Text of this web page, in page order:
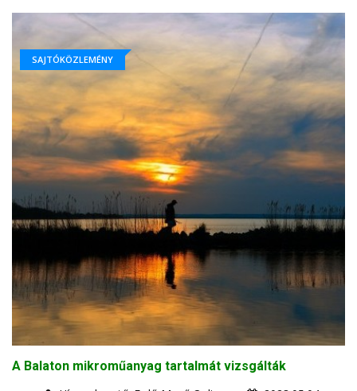
SAJTÓKÖZLEMÉNY
A Balaton mikroműanyag tartalmát vizsgálták